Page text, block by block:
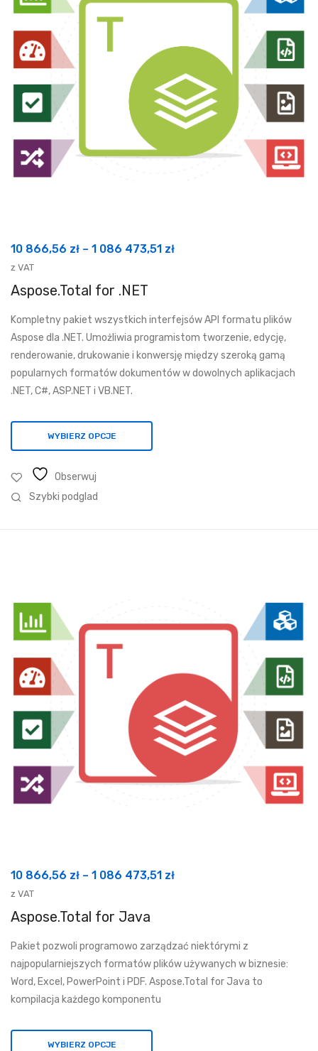
10 866,56 zł – 1 086 473,51 złZakres
866,56 zł
do
1
z VAT
Aspose.Total for .NET
Kompletny pakiet wszystkich interfejsów API formatu plików
Aspose dla .NET. Umożliwia programistom tworzenie, edycję,
renderowanie, drukowanie i konwersję między szeroką gamą
popularnych formatów dokumentów w dowolnych aplikacjach
.NET, C#, ASP.NET i VB.NET.
WYBIERZ OPCJE
Obserwuj
Szybki podglad
10 866,56 zł – 1 086 473,51 złZakres
866,56 zł
do
z VAT
Aspose.Total for Java
Pakiet pozwoli programowo zarządzać niektórymi z
najpopularniejszych formatów plików używanych w biznesie:
Word, Excel, PowerPoint i PDF. Aspose.Total for Java to
kompilacja każdego komponentu
WYBIERZ OPCJE